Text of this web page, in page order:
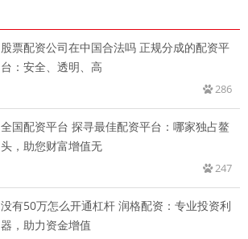
股票配资公司在中国合法吗 正规分成的配资平
台：安全、透明、高
286
全国配资平台 探寻最佳配资平台：哪家独占鳌
头，助您财富增值无
247
没有50万怎么开通杠杆 润格配资：专业投资利
器，助力资金增值